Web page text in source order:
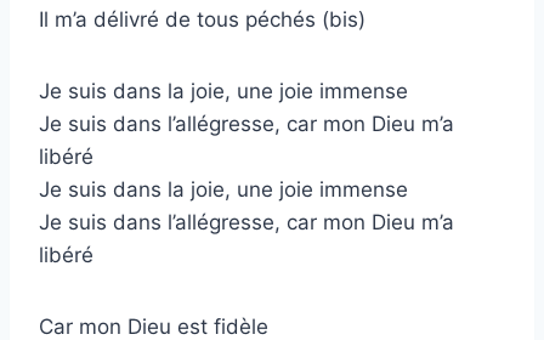
Il m’a délivré de tous péchés (bis)
Je suis dans la joie, une joie immense
Je suis dans l’allégresse, car mon Dieu m’a
libéré
Je suis dans la joie, une joie immense
Je suis dans l’allégresse, car mon Dieu m’a
libéré
Car mon Dieu est fidèle